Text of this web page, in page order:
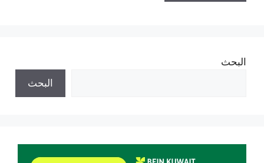
البحث
البحث